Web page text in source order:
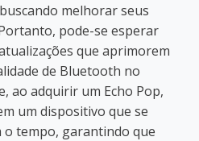
melhorar seus
pode-se esperar
que aprimorem
de Bluetooth no
ao adquirir um Echo Pop,
um dispositivo que se
o tempo, garantindo que